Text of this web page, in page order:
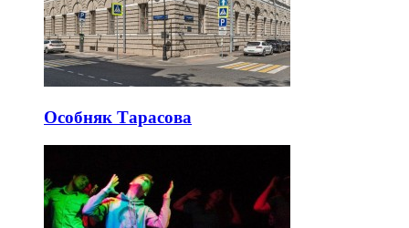
Особняк Тарасова